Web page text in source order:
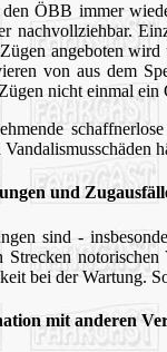
ÖBB immer
nachvollziehbar.
angeboten wird
von aus dem
nicht einmal ein
und
sind -
Strecken
bei der Wartung.
mit anderen